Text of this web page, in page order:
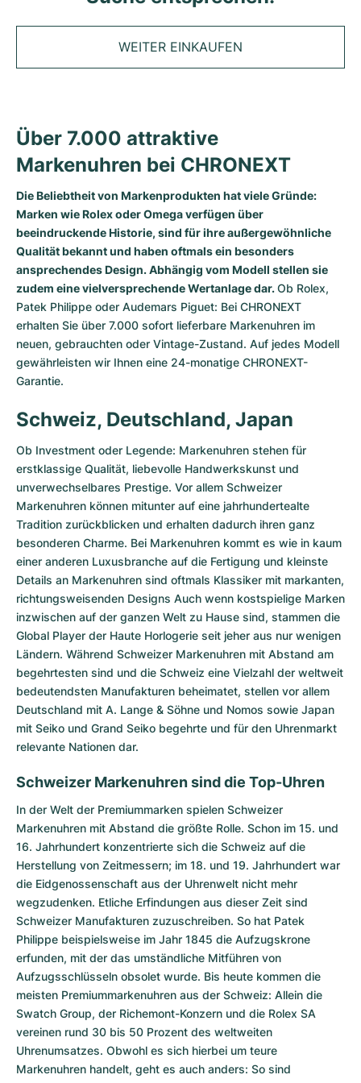
Cosmograph Daytona
Datejust II
Day-Date
Explorer
Explorer II
GMT-Master
Lady-Datejust
Milgauss
Oyster Perpetual
Yacht-Master
Sea-Dweller
Sky-Dweller
Submariner
Constellation
Speedmaster
Gebraucht
Damenuhren
Grand Complications
Calatrava
Twenty 4
Gondolo
Golden Ellipse
Gebraucht
Damenuhren
Top-Modelle
Jules Audemars
Millenary
All Cartier Modelle
Ballon Bleu
Clé
Tank
Panthère
Calibre
Drive
Ronde
Rotonde
Crash
Tortue
Baignoire
Ballon Blanc
Roadster
Gebraucht
Damenuhren
Navitimer
Superocean
Chronomat
Premier
Avenger
Colt
Professional
Bentley
Transocean
Chronospace
Super Avenger
Galactic
Montbrillant
Gebraucht
Damenuhren
Top-Modelle
Black Bay
Pelagos
Gebraucht
Damenuhren
Heritage
Alle TAG Heuer Modelle
Aquaracer
Carrera
Monaco
Link
Formula 1
Grand Carrera
Gebraucht
Top-Modelle
Big Pilot
Pilot's Watch
Ingenieur
Portofino
Portugieser
Da Vinci
Spitfire
GST
Vintage
Gebraucht
Alle Hublot Modelle
Top-Modelle
Big Bang
Classic Fusion
Spirit of Big Bang
King Power
Gebraucht
KATEGORIEN
Alle Luxusuhrenmarken
Vintage-Uhren
Gebrauchte Uhren
Herrenuhren
Damenuhren
WEITER EINKAUFEN
Über 7.000 attraktive
Markenuhren bei CHRONEXT
Die Beliebtheit von Markenprodukten hat viele Gründe:
Marken wie Rolex oder Omega verfügen über
beeindruckende Historie, sind für ihre außergewöhnliche
Qualität bekannt und haben oftmals ein besonders
ansprechendes Design. Abhängig vom Modell stellen sie
zudem eine vielversprechende Wertanlage dar.Ob Rolex,
Patek Philippe oder Audemars Piguet: Bei CHRONEXT
erhalten Sie über 7.000 sofort lieferbare Markenuhren im
neuen, gebrauchten oder Vintage-Zustand. Auf jedes Modell
gewährleisten wir Ihnen eine 24-monatige CHRONEXT-
Garantie.
Schweiz, Deutschland, Japan
Ob Investment oder Legende: Markenuhren stehen für
erstklassige Qualität, liebevolle Handwerkskunst und
unverwechselbares Prestige. Vor allem Schweizer
Markenuhren können mitunter auf eine jahrhundertealte
Tradition zurückblicken und erhalten dadurch ihren ganz
besonderen Charme. Bei Markenuhren kommt es wie in kaum
einer anderen Luxusbranche auf die Fertigung und kleinste
Details an Markenuhren sind oftmals Klassiker mit markanten,
richtungsweisenden Designs Auch wenn kostspielige Marken
inzwischen auf der ganzen Welt zu Hause sind, stammen die
Global Player der Haute Horlogerie seit jeher aus nur wenigen
Ländern. Während Schweizer Markenuhren mit Abstand am
begehrtesten sind und die Schweiz eine Vielzahl der weltweit
bedeutendsten Manufakturen beheimatet, stellen vor allem
Deutschland mit A. Lange & Söhne und Nomos sowie Japan
mit Seiko und Grand Seiko begehrte und für den Uhrenmarkt
relevante Nationen dar.
Schweizer Markenuhren sind die Top-Uhren
In der Welt der Premiummarken spielen Schweizer
Markenuhren mit Abstand die größte Rolle. Schon im 15. und
16. Jahrhundert konzentrierte sich die Schweiz auf die
Herstellung von Zeitmessern; im 18. und 19. Jahrhundert war
die Eidgenossenschaft aus der Uhrenwelt nicht mehr
wegzudenken. Etliche Erfindungen aus dieser Zeit sind
Schweizer Manufakturen zuzuschreiben. So hat Patek
Philippe beispielsweise im Jahr 1845 die Aufzugskrone
erfunden, mit der das umständliche Mitführen von
Aufzugsschlüsseln obsolet wurde. Bis heute kommen die
meisten Premiummarkenuhren aus der Schweiz: Allein die
Swatch Group, der Richemont-Konzern und die Rolex SA
vereinen rund 30 bis 50 Prozent des weltweiten
Uhrenumsatzes. Obwohl es sich hierbei um teure
Markenuhren handelt, geht es auch anders: So sind